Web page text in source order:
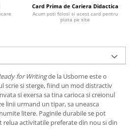
Card Prima de Cariera Didactica
Acum poti folosi si acest card pentru
plata pe site
for Writingde la Usborne este o
scrie si sterge, fiind un mod distractiv
si exersa sa tina carioca si creionul
linii urmand un tipar, sa uneasca
litere. Paginile durabile se pot
relua activitatile preferate din nou si din